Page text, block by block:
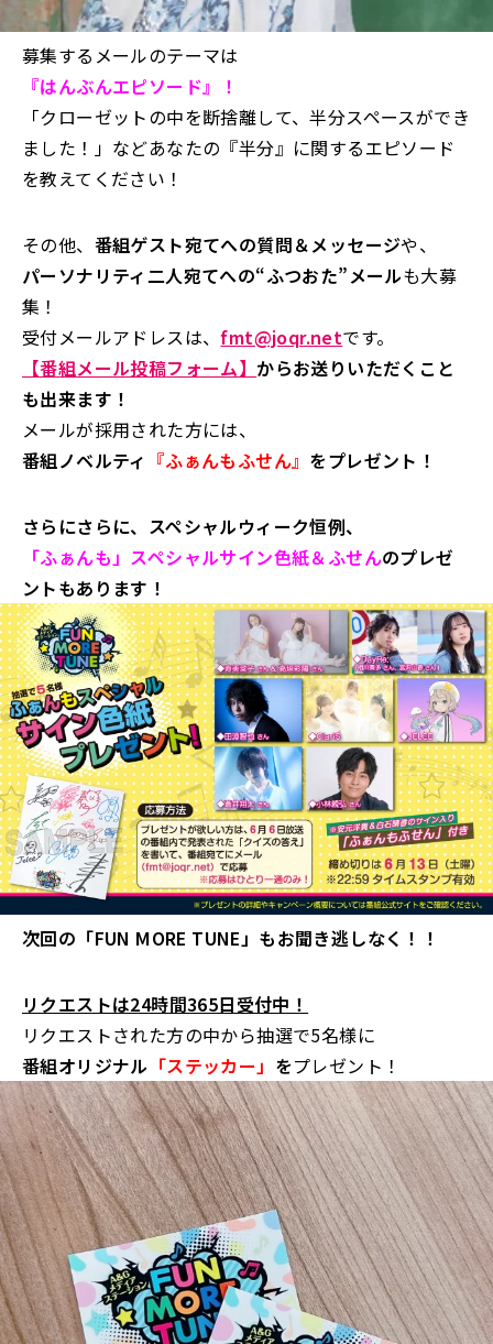
募集するメールのテーマは
『はんぶんエピソード』
！
「クローゼットの中を断捨離して、半分スペースができ
ました！」などあなたの『半分』に関するエピソード
を教えてください！
その他、 番組ゲスト宛てへの質問＆メッセージや、
パーソナリティ二人宛てへの“ふつおた”メールも大募
集！
受付メールアドレスは、fmt@joqr.netです。
【番組メール投稿フォーム】 からお送りいただくこと
も出来ます！
メールが採用された方には、
番組ノベルティ 『ふぁんもふせん』 をプレゼント！
さらにさらに、スペシャルウィーク恒例、
「ふぁんも」スペシャルサイン色紙＆ふせんのプレゼ
ントもあります！
次回の「FUN MORE TUNE」もお聞き逃しなく！！
リクエストは24時間365日受付中！
リクエストされた方の中から抽選で5名様に
番組オリジナル 「ステッカー」 をプレゼント！